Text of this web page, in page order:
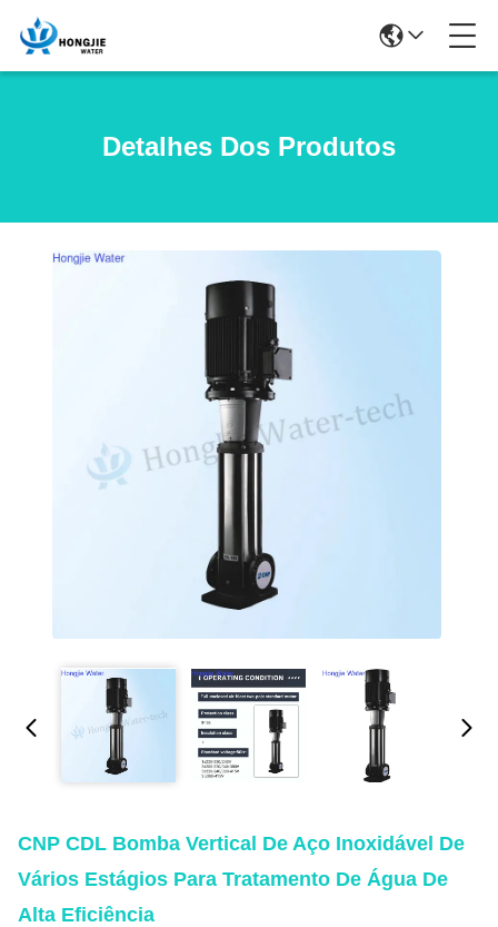
Detalhes Dos Produtos
CNP CDL Bomba Vertical De Aço Inoxidável De
Vários Estágios Para Tratamento De Água De
Alta Eficiência